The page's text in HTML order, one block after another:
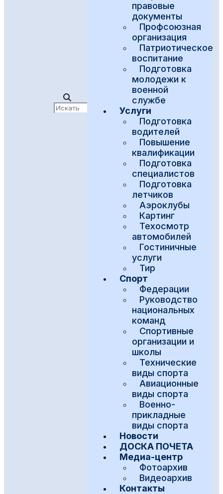
правовые
документы
Профсоюзная
организация
Патриотическое
воспитание
Подготовка
молодежи к
военной
службе
Услуги
Подготовка
водителей
Повышение
квалификации
Подготовка
специалистов
Подготовка
летчиков
Аэроклубы
Картинг
Техосмотр
автомобилей
Гостиничные
услуги
Тир
Спорт
Федерации
Руководство
национальных
команд
Спортивные
организации и
школы
Технические
виды спорта
Авиационные
виды спорта
Военно-
прикладные
виды спорта
Новости
ДОСКА ПОЧЕТА
Медиа-центр
Фотоархив
Видеоархив
Контакты